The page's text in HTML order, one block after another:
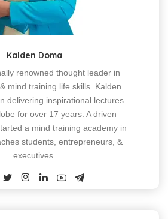
Kalden Doma
renowned thought leader in
mind training life skills. Kalden
delivering inspirational lectures
for over 17 years. A driven
a mind training academy in
students, entrepreneurs, &
executives.